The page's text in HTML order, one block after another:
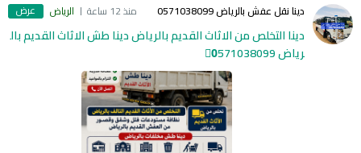
دينا نقل عفش بالرياض 0571038099 منذ 12 ساعة الرياض عرض
دينا التخلص من الاثاث القديم بالرياض دينا طش الاثاث القديم بال
رياض 0َ571038099